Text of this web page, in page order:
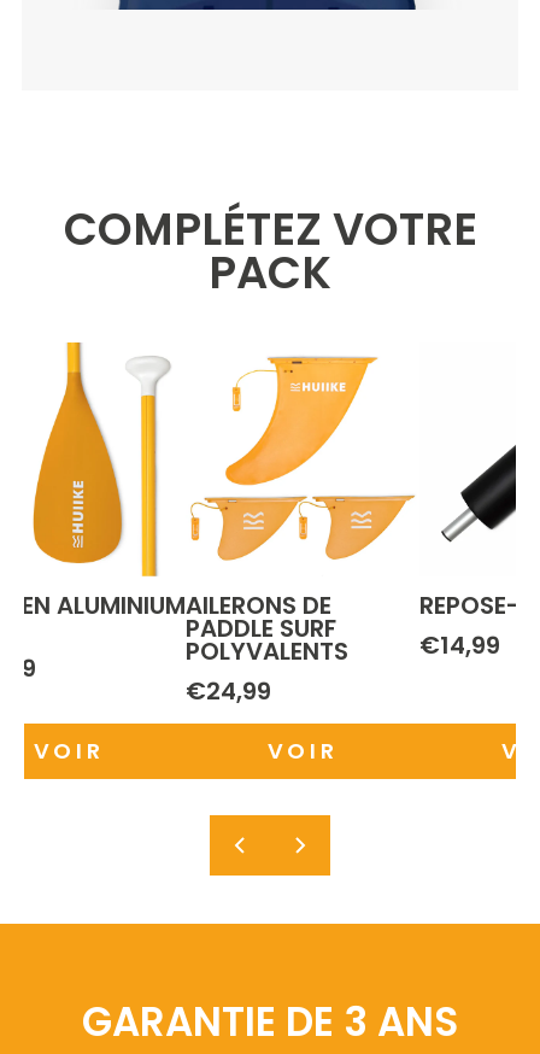
COMPLÉTEZ VOTRE
PACK
EN ALUMINIUM
VOIR
AILERONS DE
PADDLE SURF
POLYVALENTS
€24,99
VOIR
REPOSE-
€14,99
GARANTIE DE 3 ANS